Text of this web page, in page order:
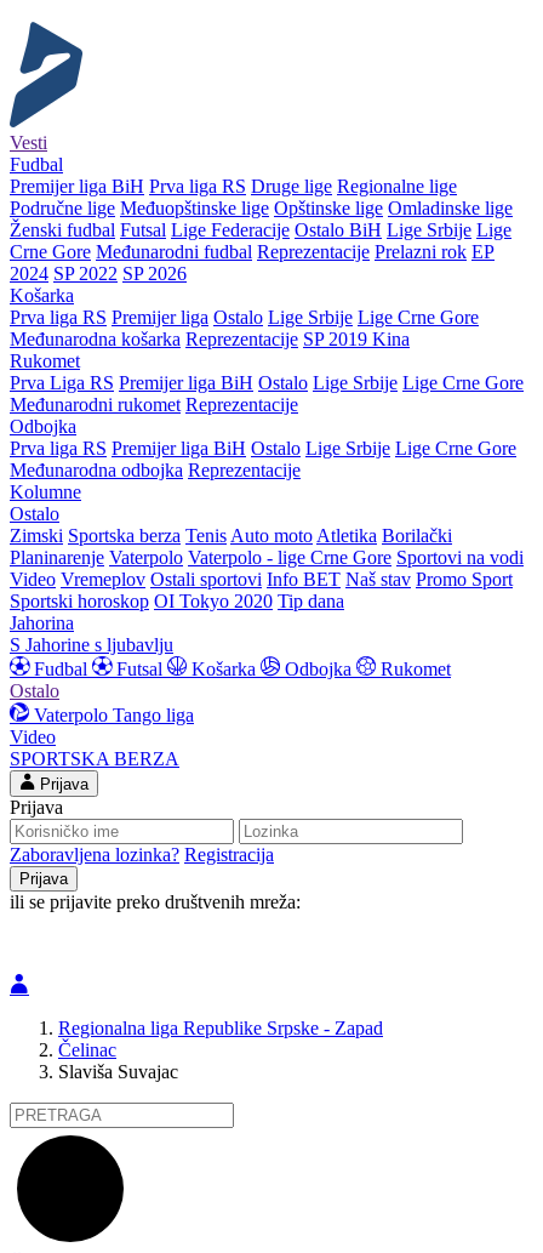
Vesti
Fudbal
Premijer liga BiH Prva liga RS Druge lige Regionalne lige
Područne lige Međuopštinske lige Opštinske lige Omladinske lige
Ženski fudbal Futsal Lige Federacije Ostalo BiH Lige Srbije Lige
Crne Gore Međunarodni fudbal Reprezentacije Prelazni rok EP
2024 SP 2022 SP 2026
Košarka
Prva liga RS Premijer liga Ostalo Lige Srbije Lige Crne Gore
Međunarodna košarka Reprezentacije SP 2019 Kina
Rukomet
Prva Liga RS Premijer liga BiH Ostalo Lige Srbije Lige Crne Gore
Međunarodni rukomet Reprezentacije
Odbojka
Prva liga RS Premijer liga BiH Ostalo Lige Srbije Lige Crne Gore
Međunarodna odbojka Reprezentacije
Kolumne
Ostalo
Zimski Sportska berza Tenis Auto moto Atletika Borilački
Planinarenje Vaterpolo Vaterpolo - lige Crne Gore Sportovi na vodi
Video Vremeplov Ostali sportovi Info BET Naš stav Promo Sport
Sportski horoskop OI Tokyo 2020 Tip dana
Jahorina
S Jahorine s ljubavlju
Fudbal
Futsal Košarka Odbojka
Rukomet
Ostalo
Vaterpolo Tango liga
Video
SPORTSKA BERZA
Prijava
Prijava
Zaboravljena lozinka? Registracija
ili se prijavite preko društvenih mreža:
Regionalna liga Republike Srpske - Zapad
Čelinac
Slaviša Suvajac